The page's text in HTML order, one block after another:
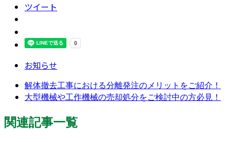
ツイート
お知らせ
解体撤去工事における分離発注のメリットをご紹介！
大型機械や工作機械の売却処分をご検討中の方必見！
関連記事一覧